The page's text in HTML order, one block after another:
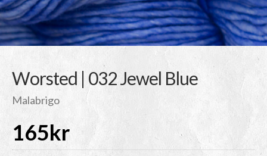
Worsted | 032 Jewel Blue
Malabrigo
165kr